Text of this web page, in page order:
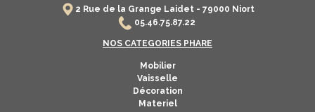
2 Rue de la Grange Laidet - 79000 Niort
05.46.75.87.22
NOS CATEGORIES PHARE
Mobilier
Vaisselle
Décoration
Materiel